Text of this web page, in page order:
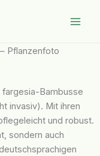
Bambusse
invasiv). Mit ihren
und robust.
sondern auch